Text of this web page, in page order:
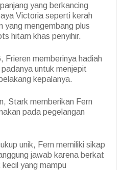
yang berkancing
Victoria seperti kerah
yang mengembang plus
hitam khas penyihir.
Frieren memberinya hadiah
untuk menjepit
kepalanya.
Stark memberikan Fern
pada pegelangan
unik, Fern memiliki sikap
jawab karena berkat
yang mampu